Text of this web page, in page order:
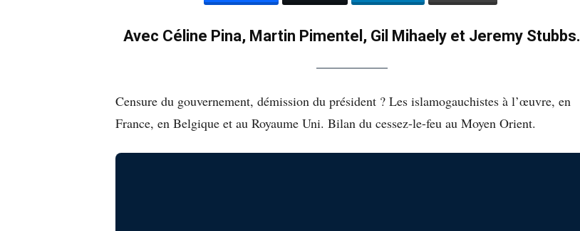
Avec Céline Pina, Martin Pimentel, Gil Mihaely et Jeremy Stubbs.
Censure du gouvernement, démission du président ? Les islamogauchistes à l’œuvre, en
France, en Belgique et au Royaume Uni. Bilan du cessez-le-feu au Moyen Orient.